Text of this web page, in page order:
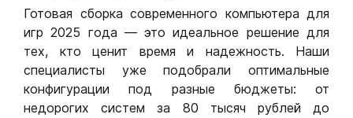
Готовая сборка современного компьютера для
игр 2025 года — это идеальное решение для
тех, кто ценит время и надежность. Наши
специалисты уже подобрали оптимальные
конфигурации под разные бюджеты: от
недорогих систем за 80 тысяч рублей до